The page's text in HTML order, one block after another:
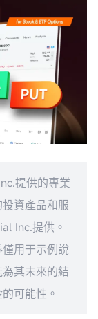
提供的專業
資產品和服
Inc.提供。
用于示例說
其未來的結
可能性。